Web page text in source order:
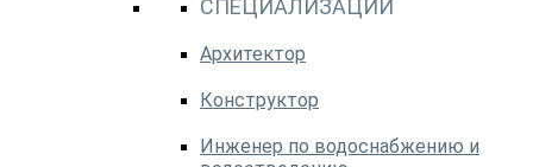
СПЕЦИАЛИЗАЦИИ
Архитектор
Конструктор
Инженер по водоснабжению и